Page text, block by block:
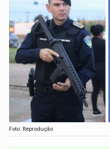
Foto: Reprodução